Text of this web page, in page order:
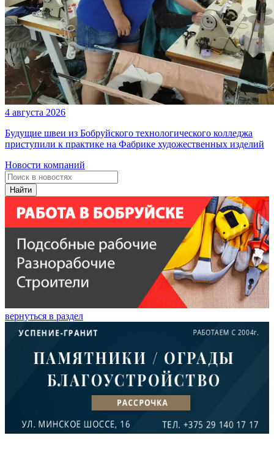
4 августа 2026
Будущие швеи из Бобруйского технологического колледжа
приступили к практике на Фабрике художественных изделий
Новости компаний
Найти
вернуться в раздел